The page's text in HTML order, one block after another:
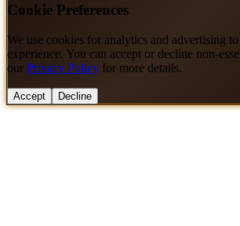
Cookie Preferences
We use cookies for analytics and advertising
experience. You can accept or decline non-
our Privacy Policy for more details.
Accept Decline